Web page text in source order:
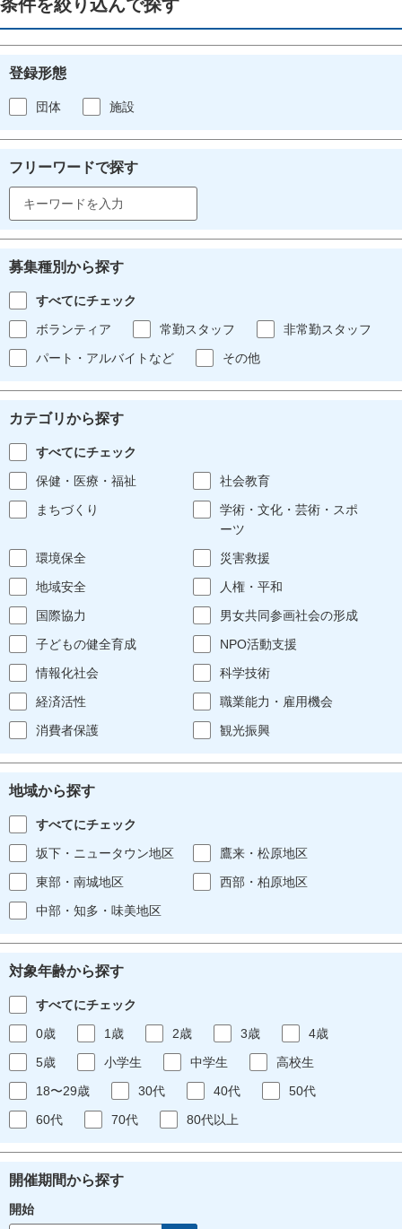
条件を絞り込んで探す
登録形態
団体 施設
フリーワードで探す
募集種別から探す
すべてにチェック
ボランティア
常勤スタッフ
非常勤スタッフ
パート・アルバイトなど
その他
カテゴリから探す
すべてにチェック
保健・医療・福祉
社会教育
まちづくり
学術・文化・芸術・スポ
ーツ
環境保全
災害救援
地域安全
人権・平和
国際協力
男女共同参画社会の形成
子どもの健全育成
NPO活動支援
情報化社会
科学技術
経済活性
職業能力・雇用機会
消費者保護
観光振興
地域から探す
すべてにチェック
坂下・ニュータウン地区
鷹来・松原地区
東部・南城地区
西部・柏原地区
中部・知多・味美地区
対象年齢から探す
すべてにチェック
0歳
1歳 2歳 3歳
4歳
5歳
小学生 中学生
高校生
18〜29歳
30代 40代
50代
60代
70代 80代以上
開催期間から探す
開始